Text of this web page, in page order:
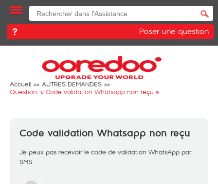
Poser une question
Accueil
AUTRES DEMANDES
Question: « Code validation Whatsapp non reçu »
Code validation Whatsapp non reçu
Je peux pas recevoir le code de validation WhatsApp par
SMS